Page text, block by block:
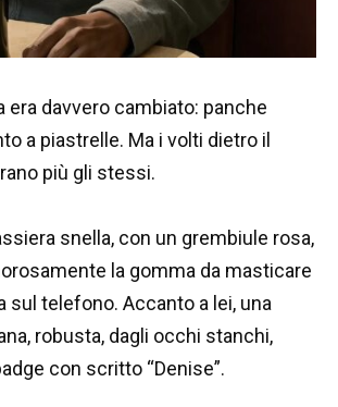
era davvero cambiato: panche
a piastrelle. Ma i volti dietro il
più gli stessi.
snella, con un grembiule rosa,
la gomma da masticare
sul telefono. Accanto a lei, una
robusta, dagli occhi stanchi,
con scritto “Denise”.